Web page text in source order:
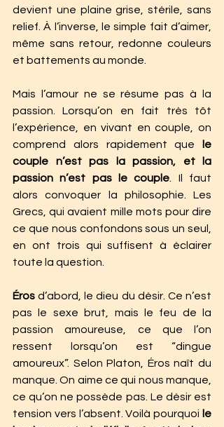
devient une plaine grise, stérile, sans
relief. À l’inverse, le simple fait d’aimer,
même sans retour, redonne couleurs
et battements au monde.
Mais l’amour ne se résume pas à la
passion. Lorsqu’on en fait très tôt
l’expérience, en vivant en couple, on
comprend alors rapidement que
le
couple n’est pas la passion, et la
passion n’est pas le couple. Il faut
alors convoquer la philosophie. Les
Grecs, qui avaient mille mots pour dire
ce que nous confondons sous un seul,
en ont trois qui suffisent à éclairer
toute la question.
Éros d’abord, le dieu du désir. Ce n’est
pas le sexe brut, mais le feu de la
passion amoureuse, ce que l’on
ressent lorsqu’on est “dingue
amoureux”. Selon Platon, Éros naît du
manque. On aime ce qui nous manque,
ce qu’on ne possède pas. Le désir est
tension vers l’absent. Voilà pourquoi le